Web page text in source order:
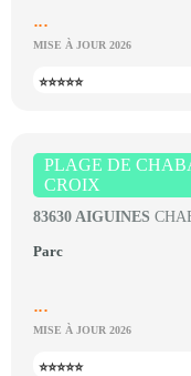
...
MISE À JOUR 2026
⭐⭐⭐⭐⭐
PLAGE DE
CROIX
83630 AIGUINES
Parc
...
MISE À JOUR 2026
⭐⭐⭐⭐⭐